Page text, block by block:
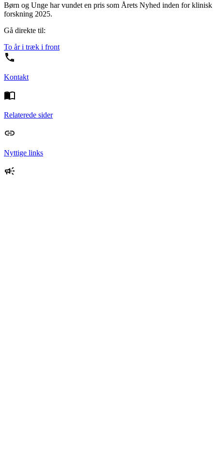
Børn og Unge har vundet en pris som Årets Nyhed inden for klinisk
forskning 2025.
Gå direkte til:
To år i træk i front
Kontakt
Relaterede sider
Nyttige links